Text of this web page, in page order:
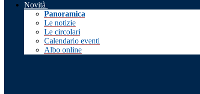
Novità
Panoramica
Le notizie
Le circolari
Calendario eventi
Albo online